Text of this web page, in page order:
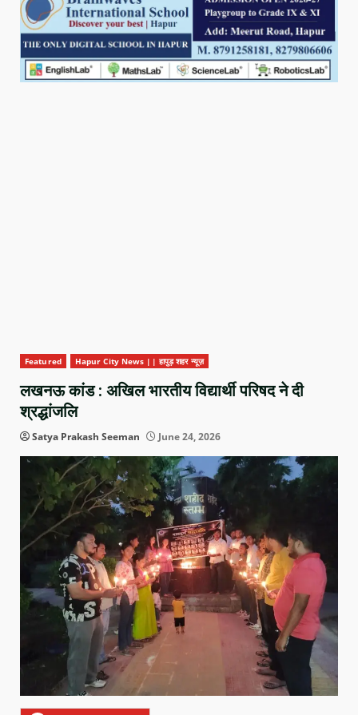
Featured Hapur City News || हापुड़ शहर न्यूज़
लखनऊ कांड : अखिल भारतीय विद्यार्थी परिषद ने दी
श्रद्धांजलि
Satya Prakash Seeman June 24, 2026